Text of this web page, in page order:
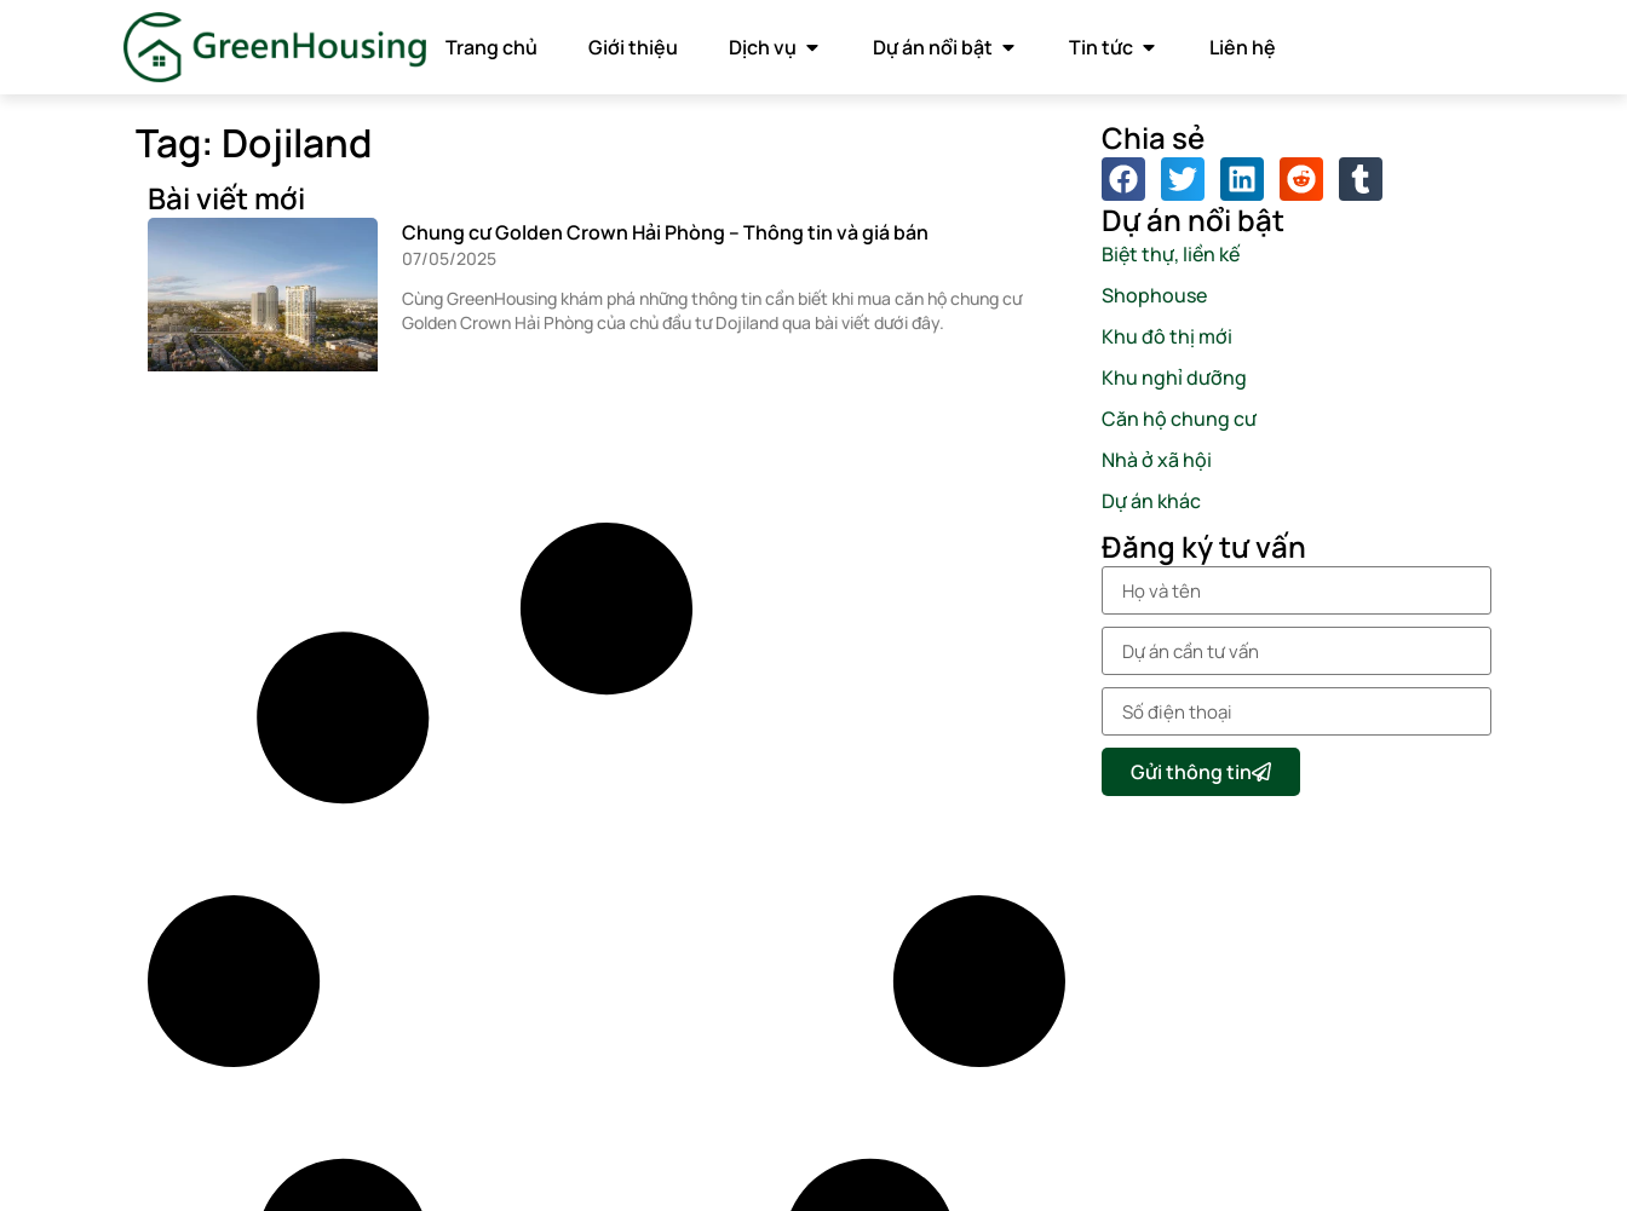
Trang chủ Giới thiệu Dịch vụ Dự án nổi bật Tin tức Liên hệ
Tag: Dojiland
Bài viết mới
Chung cư Golden Crown Hải Phòng – Thông tin và giá bán
07/05/2025
Cùng GreenHousing khám phá những thông tin cần biết khi mua căn hộ chung cư
Golden Crown Hải Phòng của chủ đầu tư Dojiland qua bài viết dưới đây.
Chia sẻ
Dự án nổi bật
Biệt thự, liền kế
Shophouse
Khu đô thị mới
Khu nghỉ dưỡng
Căn hộ chung cư
Nhà ở xã hội
Dự án khác
Đăng ký tư vấn
Gửi thông tin